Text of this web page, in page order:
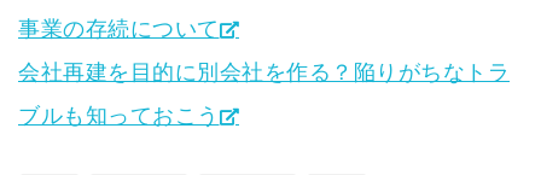
事業の存続について
会社再建を目的に別会社を作る？陥りがちなトラ
ブルも知っておこう